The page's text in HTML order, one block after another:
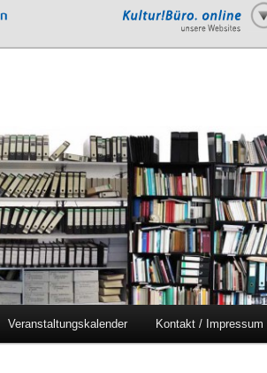
Veranstaltungskalender Kontakt / Impressum